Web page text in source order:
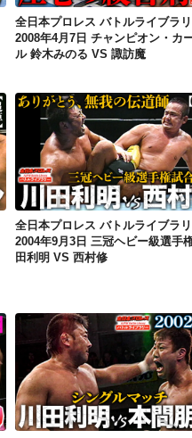
全日本プロレス バトルライブラ
2008年4月7日 チャンピオン・カ
ル 鈴木みのる VS 諏訪魔
全日本プロレス バトルライブラ
2004年9月3日 三冠ヘビー級選手
田利明 VS 西村修